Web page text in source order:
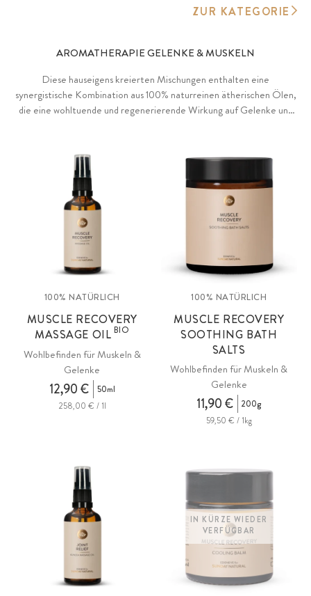
ZUR KATEGORIE
AROMATHERAPIE GELENKE & MUSKELN
Diese hauseigens kreierten Mischungen enthalten eine
synergistische Kombination aus 100% naturreinen ätherischen Ölen,
die eine wohltuende und regenerierende Wirkung auf Gelenke und
100% NATÜRLICH
MUSCLE RECOVERY
MASSAGE OILBIO
Wohlbefinden für Muskeln &
Gelenke
12,90 €
50ml
258,00 € / 1l
100% NATÜRLICH
MUSCLE RECOVERY
SOOTHING BATH
SALTS
Wohlbefinden für Muskeln &
Gelenke
11,90 €
200g
59,50 € / 1kg
IN KÜRZE WIEDER
VERFÜGBAR